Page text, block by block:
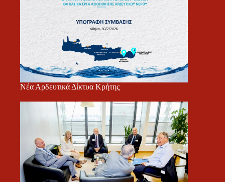
Νέα Αρδευτικά Δίκτυα Κρήτης